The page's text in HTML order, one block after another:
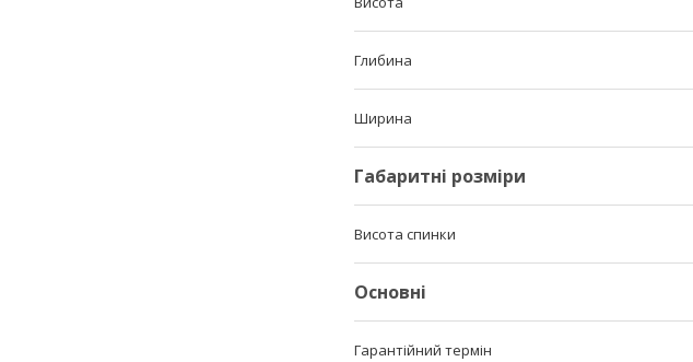
Глибина
Ширина
Габаритні розміри
Висота спинки
Основні
Гарантійний термін